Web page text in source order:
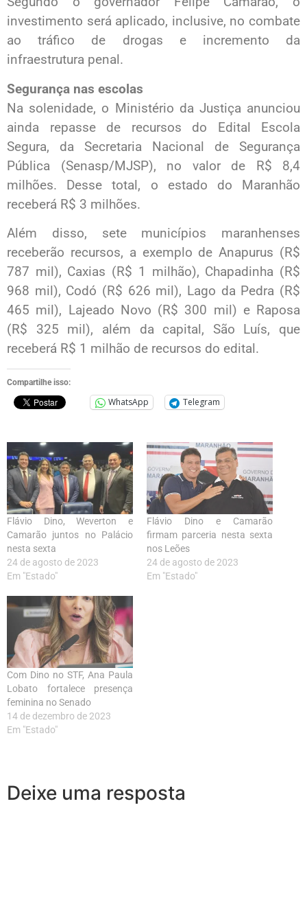
investimento será aplicado, inclusive, no combate
ao tráfico de drogas e incremento da
infraestrutura penal.
Segurança nas escolas
Na solenidade, o Ministério da Justiça anunciou
ainda repasse de recursos do Edital Escola
Segura, da Secretaria Nacional de Segurança
Pública (Senasp/MJSP), no valor de R$ 8,4
milhões. Desse total, o estado do Maranhão
receberá R$ 3 milhões.
Além disso, sete municípios maranhenses
receberão recursos, a exemplo de Anapurus (R$
787 mil), Caxias (R$ 1 milhão), Chapadinha (R$
968 mil), Codó (R$ 626 mil), Lago da Pedra (R$
465 mil), Lajeado Novo (R$ 300 mil) e Raposa
(R$ 325 mil), além da capital, São Luís, que
receberá R$ 1 milhão de recursos do edital.
Compartilhe isso:
WhatsApp Telegram
Flávio Dino, Weverton e
Camarão juntos no Palácio
nesta sexta
24 de agosto de 2023
Em "Estado"
Flávio Dino e Camarão
firmam parceria nesta sexta
nos Leões
24 de agosto de 2023
Em "Estado"
Com Dino no STF, Ana Paula
Lobato fortalece presença
feminina no Senado
14 de dezembro de 2023
Em "Estado"
Deixe uma resposta